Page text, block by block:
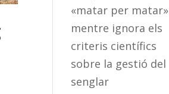
«matar per matar»
mentre ignora els
criteris científics
sobre la gestió del
senglar